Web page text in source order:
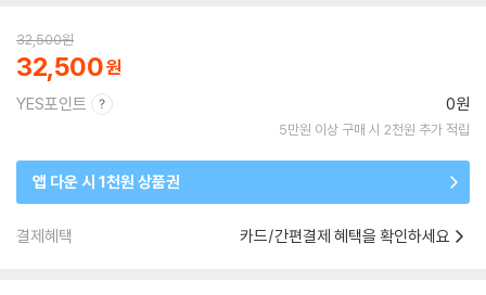
32,500원
32,500
YES포인트 0원
5만원 이상 구매 시 2천원 추가 적립
앱 다운 시 1천원 상품권
결제혜택 카드/간편결제 혜택을 확인하세요